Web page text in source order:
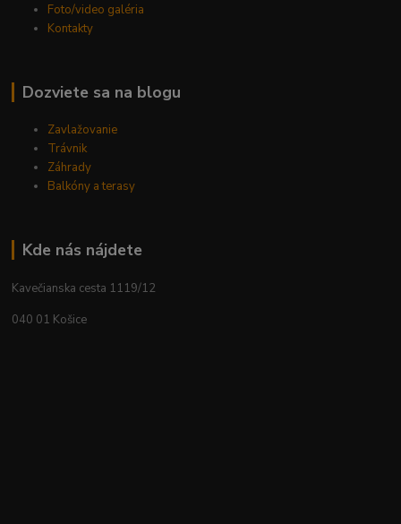
Foto/video galéria
Kontakty
Dozviete sa na blogu
Zavlažovanie
Trávnik
Záhrady
Balkóny a terasy
Kde nás nájdete
Kavečianska cesta 1119/12
040 01 Košice